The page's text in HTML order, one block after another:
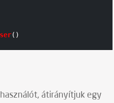
()
átirányítjuk egy